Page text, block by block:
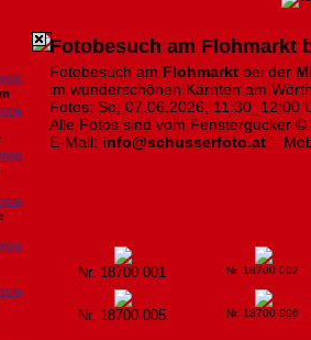
Fotobesuch am Flohmarkt
Fotobesuch am Flohmarkt bei der
im wunderschönen Kärnten am
Fotos: So, 07.06.2026, 11:30_12:00
Alle Fotos sind vom Fenstergucker ©
E-Mail: info@schusserfoto.at –
Nr. 18700 001 Nr. 18700 002
Nr. 18700 005 Nr. 18700 006